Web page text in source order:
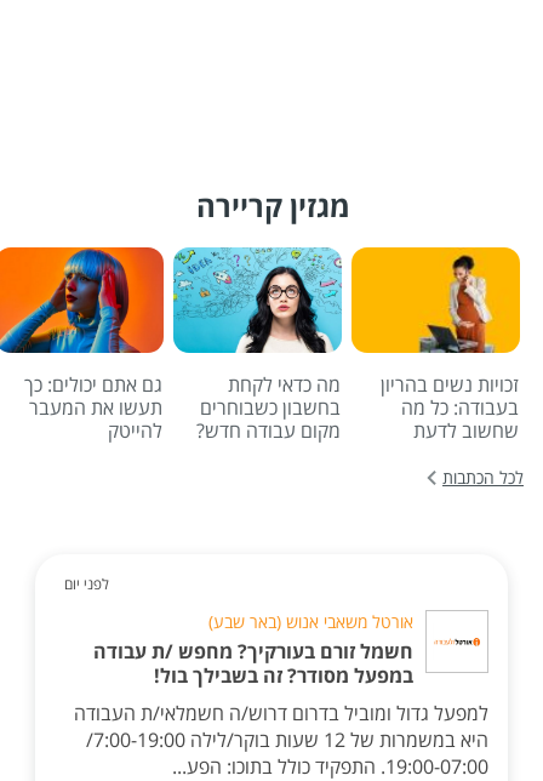
מגזין קריירה
זכויות נשים בהריון
בעבודה: כל מה
שחשוב לדעת
מה כדאי לקחת
בחשבון כשבוחרים
מקום עבודה חדש?
גם אתם יכולים: כך
תעשו את המעבר
להייטק
לכל הכתבות
לפני יום
אורטל משאבי אנוש (באר שבע)
חשמל זורם בעורקיך? מחפש /ת עבודה
במפעל מסודר? זה בשבילך בול!
למפעל גדול ומוביל בדרום דרוש/ה חשמלאי/ת העבודה
היא במשמרות של 12 שעות בוקר/לילה 7:00-19:00/
19:00-07:00. התפקיד כולל בתוכו: הפע...